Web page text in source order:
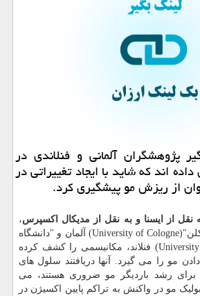
پژوهشگران آلمانی و فنلاندی در
اند كه شاید با ایجاد تغییراتی در
از ریزش مو پیشگیری كرد.
نقل از ایسنا و به نقل از مدیکال اکسپرس،
پژوهشگران "دانشگاه کلن"(University of Cologne) آلمان و "دانشگاه
هلسینکی"(University of Helsinki) فنلاند، مکانیسمی را کشف کرده
مو را می گیرد. آنها دریافتند سلول های
برای رشد باردیگر مو ضروری هستند، می
مو در واکنش به تراکم پایین اکسیژن در